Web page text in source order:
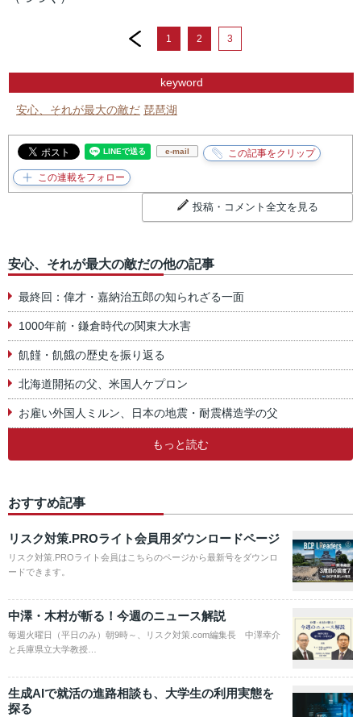
prev
1 2 3
keyword
安心、それが最大の敵だ 琵琶湖
e-mail
投稿・コメント全文を見る
安心、それが最大の敵だの他の記事
最終回：偉才・嘉納治五郎の知られざる一面
1000年前・鎌倉時代の関東大水害
飢饉・飢餓の歴史を振り返る
北海道開拓の父、米国人ケプロン
お雇い外国人ミルン、日本の地震・耐震構造学の父
もっと読む
おすすめ記事
リスク対策.PROライト会員用ダウンロードページ
リスク対策.PROライト会員はこちらのページから最新号をダウンロ
ードできます。
中澤・木村が斬る！今週のニュース解説
毎週火曜日（平日のみ）朝9時～、リスク対策.com編集長 中澤幸介
と兵庫県立大学教授…
生成AIで就活の進路相談も、大学生の利用実態を
探る